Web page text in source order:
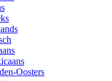
Oosters